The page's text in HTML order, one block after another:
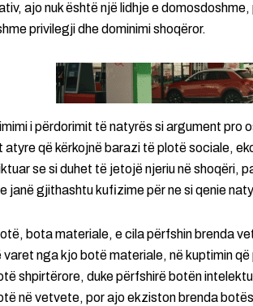
ajo nuk është një lidhje e
privilegji dhe dominimi shoqëror.
i përdorimit të natyrës si argument pro
atyre që kërkojnë barazi të plotë sociale,
se si duhet të jetojë njeriu në shoqëri,
janë gjithashtu kufizime për ne si qenie
bota materiale, e cila përfshin brenda
nga kjo botë materiale, në kuptimin
shpirtërore, duke përfshirë botën
në vetvete, por ajo ekziston brenda